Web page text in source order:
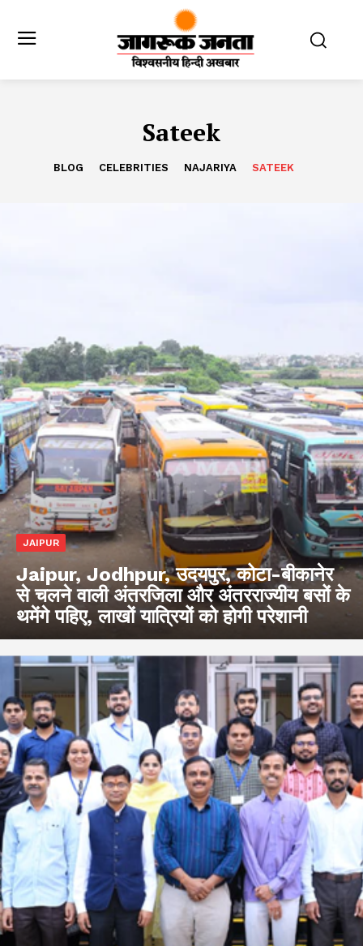
Sateek
BLOG CELEBRITIES NAJARIYA SATEEK
JAIPUR
Jaipur, Jodhpur, उदयपुर, कोटा-बीकानेर
से चलने वाली अंतरजिला और अंतरराज्यीय बसों के
थमेंगे पहिए, लाखों यात्रियों को होगी परेशानी